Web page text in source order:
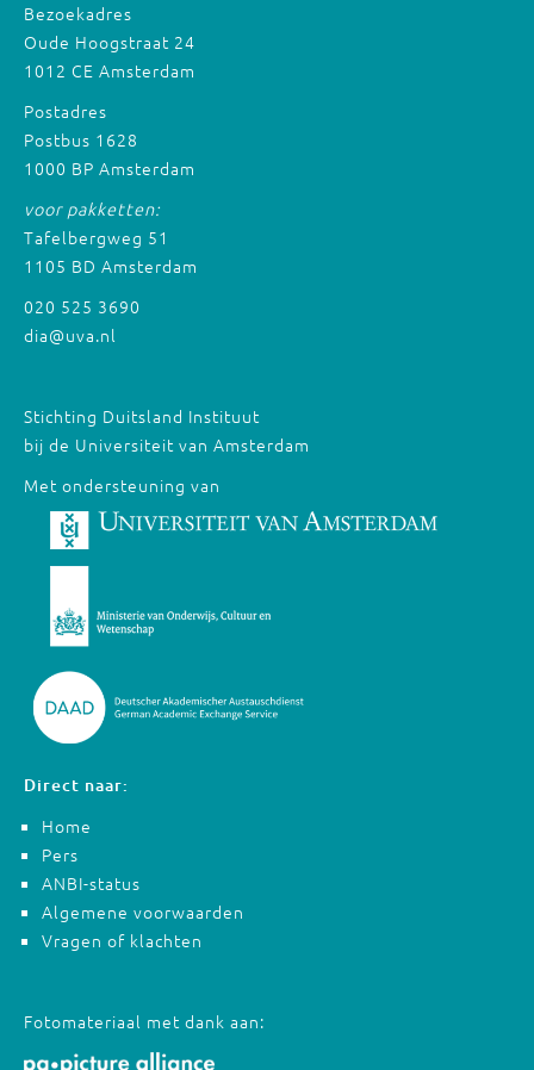
Bezoekadres
Oude Hoogstraat 24
1012 CE Amsterdam
Postadres
Postbus 1628
1000 BP Amsterdam
voor pakketten:
Tafelbergweg 51
1105 BD Amsterdam
020 525 3690
dia@uva.nl
Stichting Duitsland Instituut
bij de Universiteit van Amsterdam
Met ondersteuning van
Direct naar:
Home
Pers
ANBI-status
Algemene voorwaarden
Vragen of klachten
Fotomateriaal met dank aan: